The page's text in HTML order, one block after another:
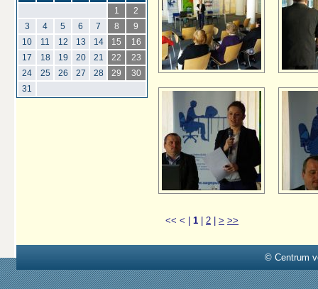
1
2
3
4 5 6 7 8
9
10
11 12 13 14 15
16
17
18 19 20 21 22
23
24
25 26 27 28 29
30
31
<< < 1 2 > >>
© Centrum